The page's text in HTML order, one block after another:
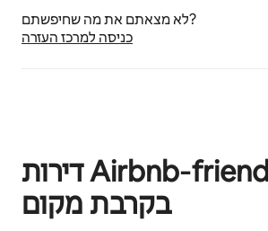
לא מצאתם את מה שחיפשתם?
כניסה למרכז העזרה
דירות Airbnb‑friendly נוספות
בקרבת מקום